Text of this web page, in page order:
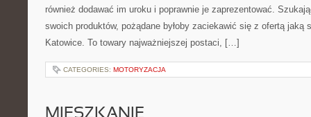
również dodawać im uroku i poprawnie je zaprezentować.
swoich produktów, pożądane byłoby zaciekawić się z ofertą jaką
Katowice. To towary najważniejszej postaci, […]
CATEGORIES: MOTORYZACJA